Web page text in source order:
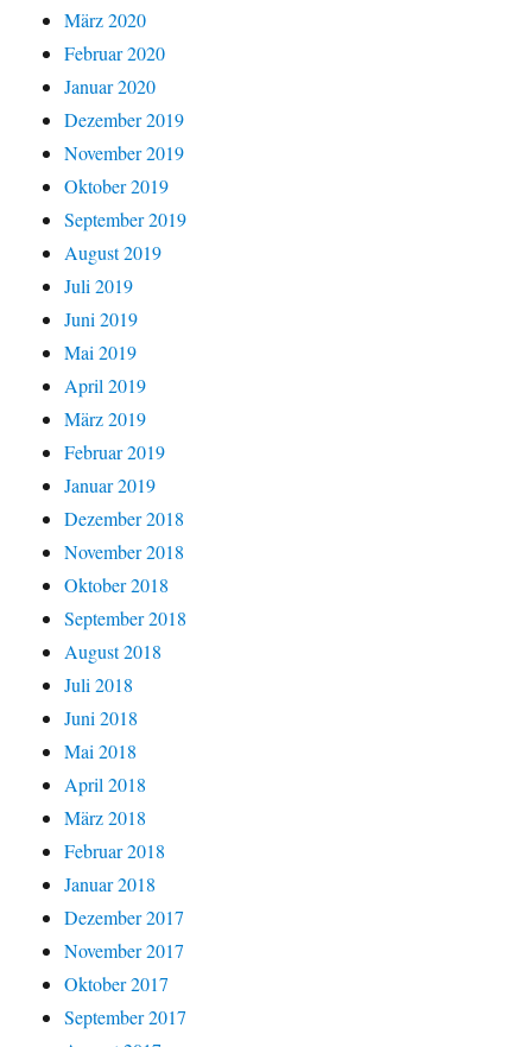
März 2020
Februar 2020
Januar 2020
Dezember 2019
November 2019
Oktober 2019
September 2019
August 2019
Juli 2019
Juni 2019
Mai 2019
April 2019
März 2019
Februar 2019
Januar 2019
Dezember 2018
November 2018
Oktober 2018
September 2018
August 2018
Juli 2018
Juni 2018
Mai 2018
April 2018
März 2018
Februar 2018
Januar 2018
Dezember 2017
November 2017
Oktober 2017
September 2017